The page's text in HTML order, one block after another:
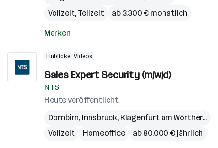
Vollzeit, Teilzeit
ab 3.300 € monatlich
Merken
Einblicke Videos
Sales Expert Security (m/w/d)
NTS
Heute veröffentlicht
Dornbirn, Innsbruck, Klagenfurt am Wörthersee
Vollzeit
Homeoffice ab 80.000 € jährlich